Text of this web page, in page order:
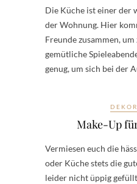
Die Küche ist einer der
der Wohnung. Hier
Freunde zusammen, um
gemütliche
genug, um sich bei der
Make-Up
Vermiesen euch die
oder Küche stets die
leider nicht üppig